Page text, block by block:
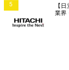
5
【
業界